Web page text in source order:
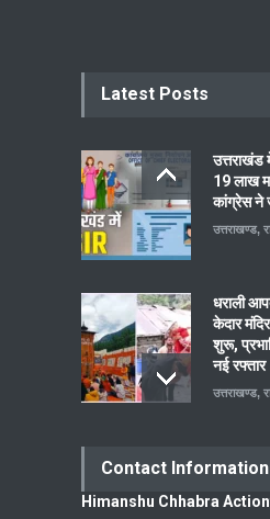
Latest Posts
उत्तराखंड
19 लाख
कांग्रेस ने
उत्तराखण्ड,
धराली
केदार
शुरू,
नई रफ्तार
उत्तराखण्ड,
Contact Information
Himanshu Chhabra